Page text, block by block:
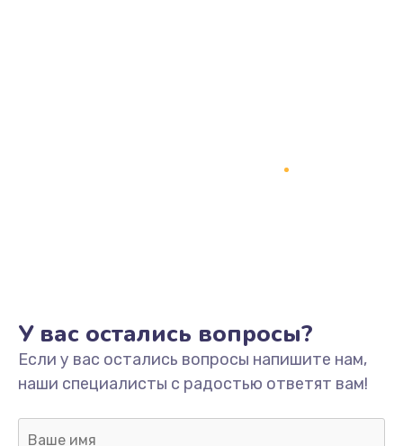
У вас остались вопросы?
Если у вас остались вопросы напишите нам,
наши специалисты с радостью ответят вам!